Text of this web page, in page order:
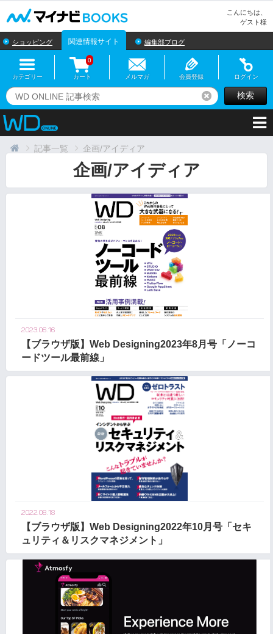
こんにちは、
ゲスト様
ショッピング 関連情報サイト 編集部ブログ
カテゴリー カート
0
メルマガ 会員登録 ログイン
リセット検索
記事一覧 企画/アイディア
企画/アイディア
2023.06.16
【ブラウザ版】Web Designing2023年8月号「ノーコ
ードツール最前線」
2022.08.18
【ブラウザ版】Web Designing2022年10月号「セキ
ュリティ＆リスクマネジメント」